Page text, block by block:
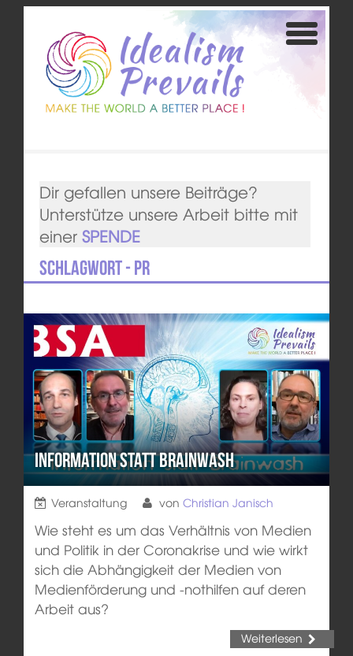
Dir gefallen unsere Beiträge?
Unterstütze unsere Arbeit bitte mit
einer SPENDE
Schlagwort - PR
Information statt Brainwash
Veranstaltung von Christian Janisch
Wie steht es um das Verhältnis von Medien
und Politik in der Coronakrise und wie wirkt
sich die Abhängigkeit der Medien von
Medienförderung und -nothilfen auf deren
Arbeit aus?
Weiterlesen